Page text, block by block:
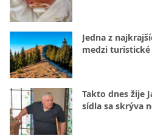
Jedna z
medzi
Takto dnes žije
sídla sa skrýva